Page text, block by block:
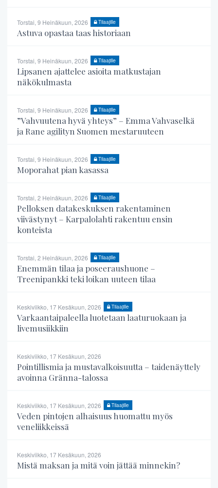
Torstai, 9 Heinäkuun, 2026 Tilaajille
Astuva opastaa taas historiaan
Torstai, 9 Heinäkuun, 2026 Tilaajille
Lipsanen ajattelee asioita matkustajan
näkökulmasta
Torstai, 9 Heinäkuun, 2026 Tilaajille
”Vahvuutena hyvä yhteys” – Emma Vahvaselkä
ja Rane agilityn Suomen mestaruuteen
Torstai, 9 Heinäkuun, 2026 Tilaajille
Moporahat pian kasassa
Torstai, 2 Heinäkuun, 2026 Tilaajille
Pelloksen datakeskuksen rakentaminen
viivästynyt – Karpalolahti rakentuu ensin
konteista
Torstai, 2 Heinäkuun, 2026 Tilaajille
Enemmän tilaa ja poseeraushuone –
Treenipankki teki loikan uuteen tilaa
Keskiviikko, 17 Kesäkuun, 2026 Tilaajille
Varkaantaipaleella luotetaan laaturuokaan ja
livemusiikkiin
Keskiviikko, 17 Kesäkuun, 2026
Pointillismia ja mustavalkoisuutta – taidenäyttely
avoinna Gränna-talossa
Keskiviikko, 17 Kesäkuun, 2026 Tilaajille
Veden pintojen alhaisuus huomattu myös
veneliikkeissä
Keskiviikko, 17 Kesäkuun, 2026
Mistä maksan ja mitä voin jättää minnekin?